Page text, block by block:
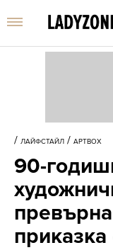
/ ЛАЙФСТАЙЛ / АРТBOX
90-